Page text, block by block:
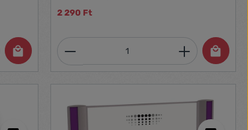
használja a gombokat a
meg a kívánt mennyiséget, vagy
2 290 Ft
Termékmennyiség: Adja